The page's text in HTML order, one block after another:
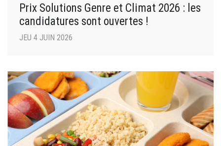
Prix Solutions Genre et Climat 2026 : les
candidatures sont ouvertes !
JEU 4 JUIN 2026